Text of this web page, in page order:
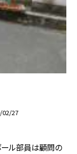
02/27
ール部員は顧問の